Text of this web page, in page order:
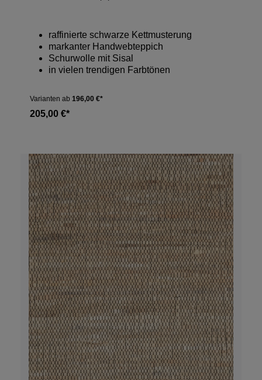
raffinierte schwarze Kettmusterung
markanter Handwebteppich
Schurwolle mit Sisal
in vielen trendigen Farbtönen
Varianten ab 196,00 €*
205,00 €*